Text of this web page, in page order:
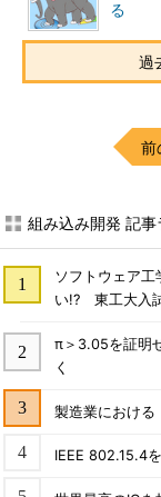
る
過
前
組み込み開発 記
ソフトウェア
い!? 東工大入
π＞3.05を証明
く
製造業における
IEEE 802.15.4